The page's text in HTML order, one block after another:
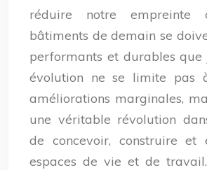
réduire notre empreinte
bâtiments de demain se
performants et durables que
évolution ne se limite pas
améliorations marginales,
une véritable révolution
de concevoir, construire et
espaces de vie et de